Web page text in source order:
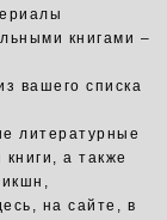
книгами –
вашего списка
литературные
а также
на сайте, в